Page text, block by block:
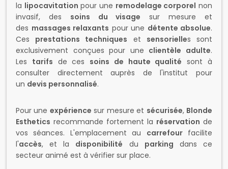
la lipocavitation pour une remodelage corporel non
invasif, des soins du visage sur mesure et
des massages relaxants pour une détente absolue.
Ces prestations techniques et sensorielles sont
exclusivement conçues pour une clientèle adulte.
Les tarifs de ces soins de haute qualité sont à
consulter directement auprès de l'institut pour
un devis personnalisé.
Pour une expérience sur mesure et sécurisée, Blonde
Esthetics recommande fortement la réservation de
vos séances. L'emplacement au carrefourfacilite
l'accès, et la disponibilité du parking dans ce
secteur animé est à vérifier sur place.